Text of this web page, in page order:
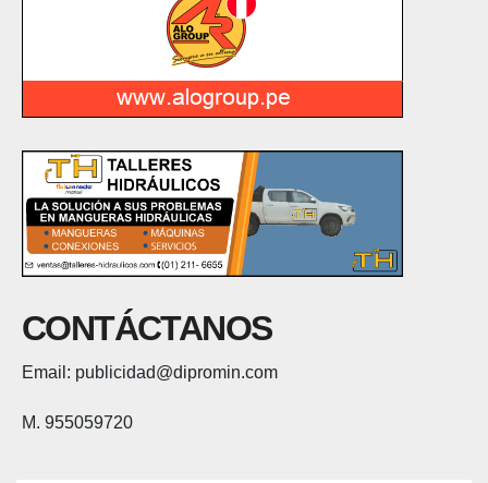
CONTÁCTANOS
Email: publicidad@dipromin.com
M. 955059720